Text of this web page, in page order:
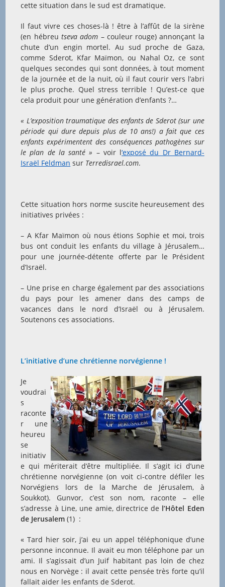
cette situation dans le sud est dramatique.
Il faut vivre ces choses-là ! être à l’affût de la sirène
(en hébreu tseva adom – couleur rouge) annonçant la
chute d’un engin mortel. Au sud proche de Gaza,
comme Sderot, Kfar Maïmon, ou Nahal Oz, ce sont
quelques secondes qui sont données, à tout moment
de la journée et de la nuit, où il faut courir vers l’abri
le plus proche. Quel stress terrible ! Qu’est-ce que
cela produit pour une génération d’enfants ?…
« L’exposition traumatique des enfants de Sderot (sur une
période qui dure depuis plus de 10 ans!) a fait que ces
enfants expérimentent des conséquences pathogènes sur
le plan de la santé » – voir l‘exposé du Dr Bernard-
Israël Feldman sur Terredisrael.com.
Cette situation hors norme suscite heureusement des
initiatives privées :
– A Kfar Maïmon où nous étions Sophie et moi, trois
bus ont conduit les enfants du village à Jérusalem…
pour une journée-détente offerte par le Président
d’Israël.
– Une prise en charge également par des associations
du pays pour les amener dans des camps de
vacances dans le nord d’Israël ou à Jérusalem.
Soutenons ces associations.
L’initiative d’une chrétienne norvégienne !
Je
voudrai
s
raconte
r une
heureu
se
initiativ
e qui mériterait d’être multipliée. Il s’agit ici d’une
chrétienne norvégienne (on voit ci-contre défiler les
Norvégiens lors de la Marche de Jérusalem, à
Soukkot). Gunvor, c’est son nom, raconte – elle
s’adresse à Line, une amie, directrice de l’Hôtel Eden
de Jerusalem(1) :
« Tard hier soir, j’ai eu un appel téléphonique d’une
personne inconnue. Il avait eu mon téléphone par un
ami. Il s’agissait d’un Juif habitant pas loin de chez
nous en Norvège : il avait cette pensée très forte qu’il
fallait aider les enfants de Sderot.